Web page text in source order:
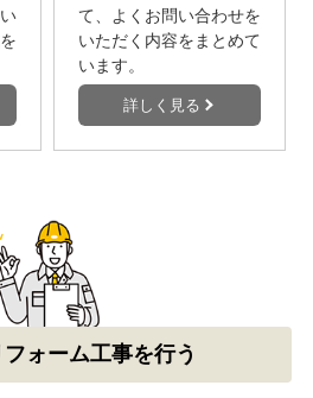
て、よくお問い合わせを
いただく内容をまとめて
います。
詳しく見る
フォーム工事を行う